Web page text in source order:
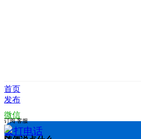
首页
发布
微信
拨打电话
订阅 客服